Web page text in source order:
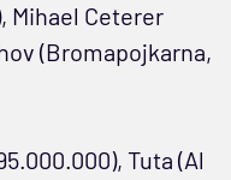
Mihael Ceterer
(Bromapojkarna,
Tuta (Al